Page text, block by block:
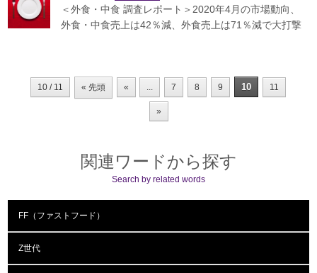
＜外食・中食 調査レポート＞2020年4月の市場動向、
外食・中食売上は42％減、外食売上は71％減で大打撃
10 / 11 « 先頭 « ... 7 8 9 10 11
»
関連ワードから探す
Search by related words
FF（ファストフード）
Z世代